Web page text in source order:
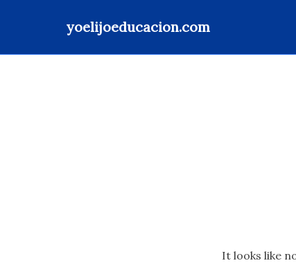
yoelijoeducacion.com
It looks like